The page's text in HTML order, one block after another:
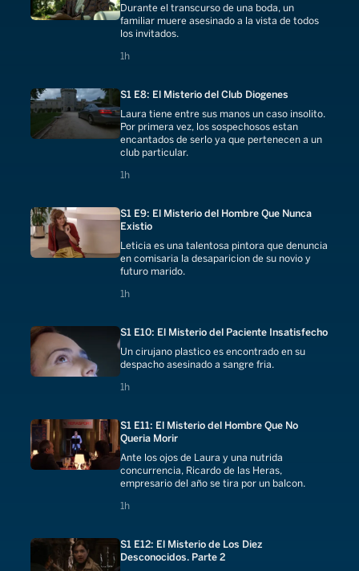
Durante el transcurso de una boda, un
familiar muere asesinado a la vista de todos
los invitados.
1h
1 hours
S1 E8: El Misterio del Club Diogenes
Laura tiene entre sus manos un caso insolito.
Por primera vez, los sospechosos estan
encantados de serlo ya que pertenecen a un
club particular.
1h
1 hours
S1 E9: El Misterio del Hombre Que Nunca
Existio
Leticia es una talentosa pintora que denuncia
en comisaria la desaparicion de su novio y
futuro marido.
1h
1 hours
S1 E10: El Misterio del Paciente Insatisfecho
Un cirujano plastico es encontrado en su
despacho asesinado a sangre fria.
1h
1 hours
S1 E11: El Misterio del Hombre Que No
Queria Morir
Ante los ojos de Laura y una nutrida
concurrencia, Ricardo de las Heras,
empresario del año se tira por un balcon.
1h
1 hours
S1 E12: El Misterio de Los Diez
Desconocidos. Parte 2